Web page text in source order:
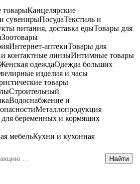
товарыКанцелярские
сувенирыПосудаТекстиль и
питания, доставка едыТовары для
Зоотовары
Интернет-аптекиТовары для
контактные линзыИнтимные товары
одеждаОдежда больших
изделия и часы
товары
Строительный
Водоснабжение и
Металлопродукция
беременных и кормящих
мебельКухни и кухонная